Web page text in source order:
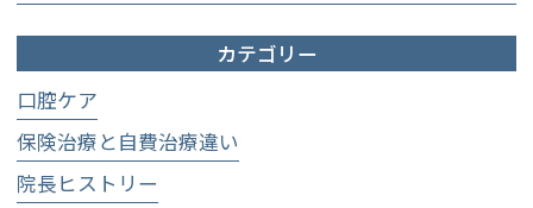
カテゴリー
口腔ケア
保険治療と自費治療違い
院長ヒストリー